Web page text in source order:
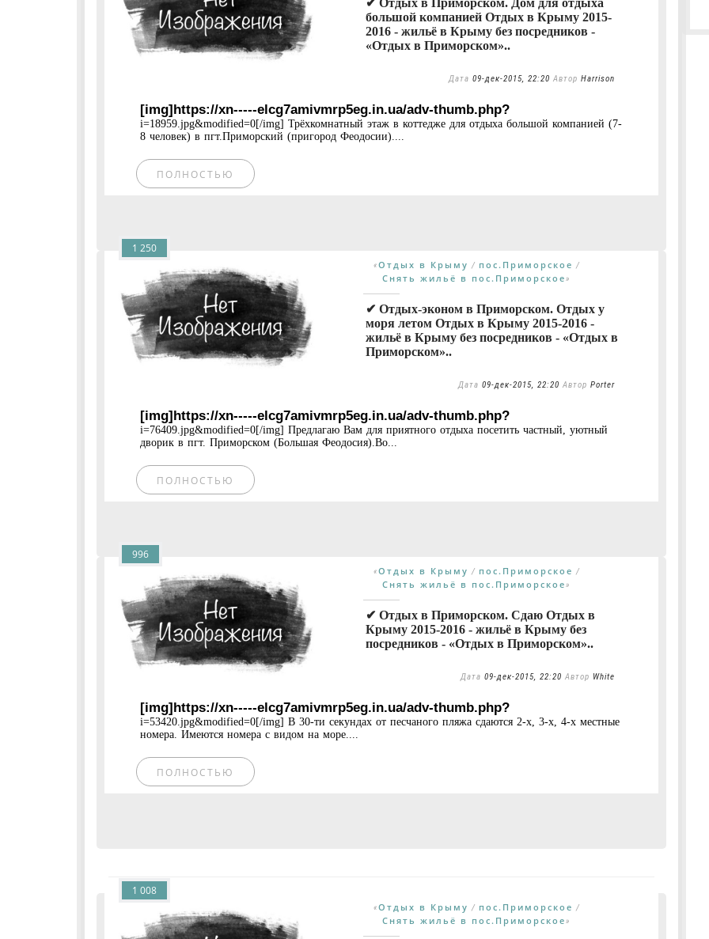
большой компанией Отдых в Крыму 2015-
2016 - жильё в Крыму без посредников -
«Отдых в Приморском»..
Дата 09-дек-2015, 22:20 Автор Harrison
[img]https://xn-----elcg7amivmrp5eg.in.ua/adv-thumb.php?
i=18959.jpg&modified=0[/img] Трёхкомнатный этаж в коттедже для отдыха большой компанией (7-
8 человек) в пгт.Приморский (пригород Феодосии)....
ПОЛНОСТЬЮ
«Отдых в Крыму / пос.Приморское /
Снять жильё в пос.Приморское»
✔ Отдых-эконом в Приморском. Отдых у
моря летом Отдых в Крыму 2015-2016 -
жильё в Крыму без посредников - «Отдых в
Приморском»..
Дата 09-дек-2015, 22:20 Автор Porter
[img]https://xn-----elcg7amivmrp5eg.in.ua/adv-thumb.php?
i=76409.jpg&modified=0[/img] Предлагаю Вам для приятного отдыха посетить частный, уютный
дворик в пгт. Приморском (Большая Феодосия).Во...
ПОЛНОСТЬЮ
1 250
«Отдых в Крыму / пос.Приморское /
Снять жильё в пос.Приморское»
✔ Отдых в Приморском. Сдаю Отдых в
Крыму 2015-2016 - жильё в Крыму без
посредников - «Отдых в Приморском»..
Дата 09-дек-2015, 22:20 Автор White
[img]https://xn-----elcg7amivmrp5eg.in.ua/adv-thumb.php?
i=53420.jpg&modified=0[/img] В 30-ти секундах от песчаного пляжа сдаются 2-х, 3-х, 4-х местные
номера. Имеются номера с видом на море....
ПОЛНОСТЬЮ
996
«Отдых в Крыму / пос.Приморское /
Снять жильё в пос.Приморское»
1 008